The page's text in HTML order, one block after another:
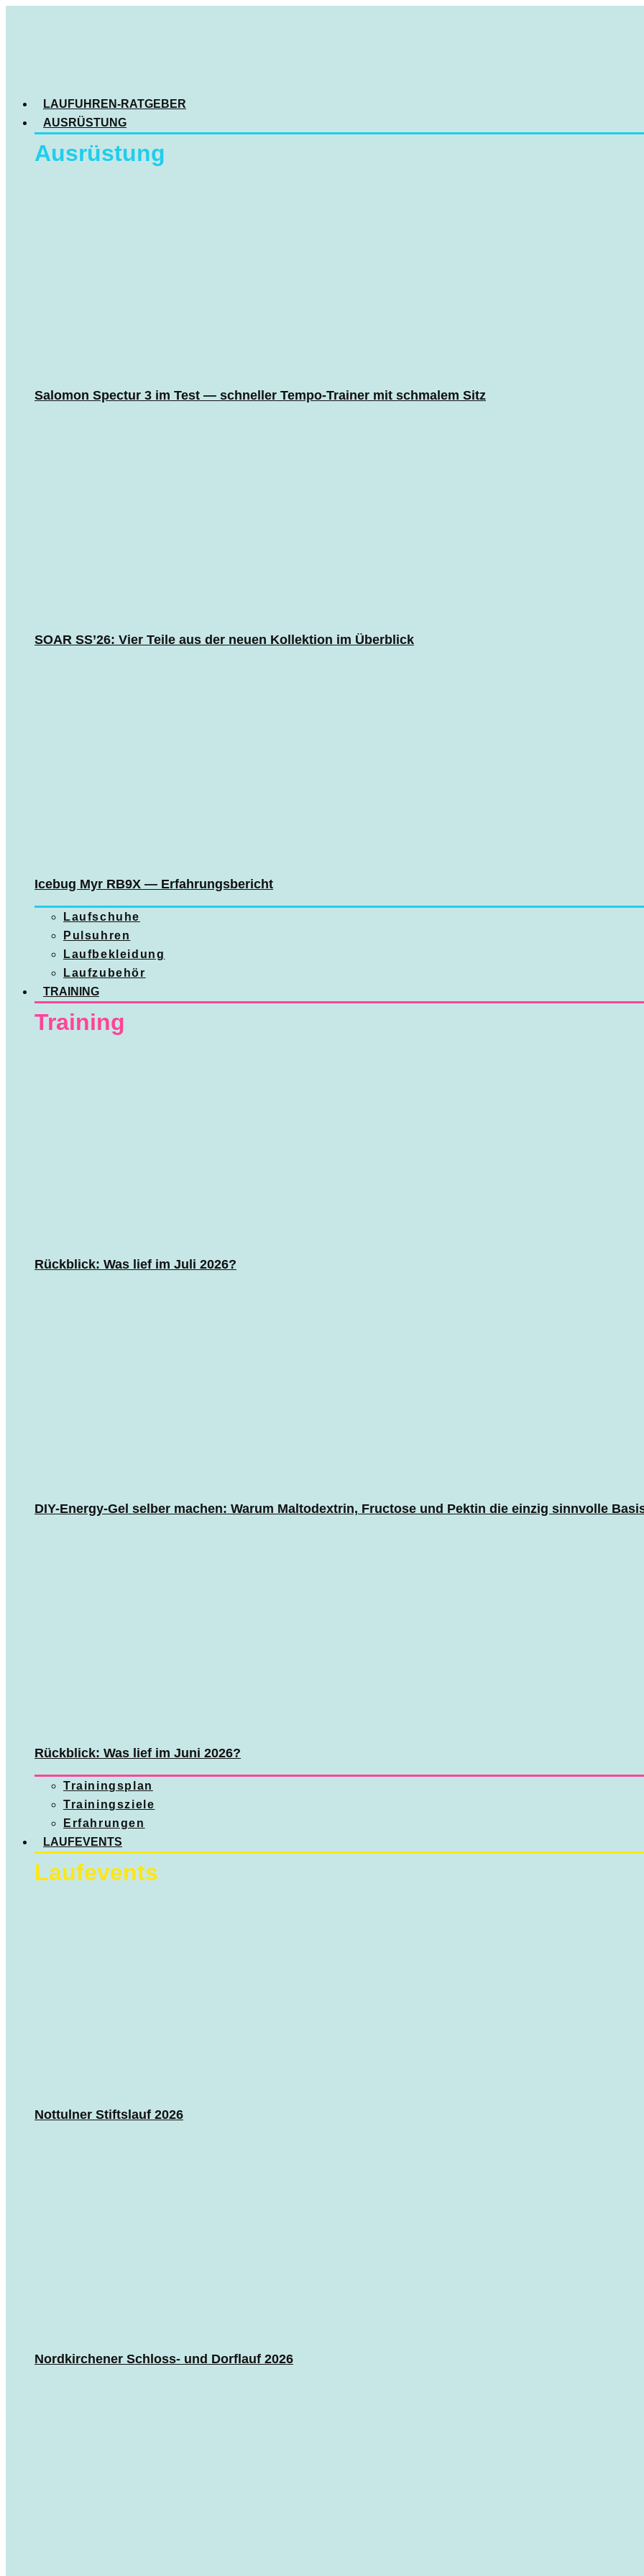
LAUFUHREN-RATGEBER
AUSRÜSTUNG
Ausrüstung
Salomon Spectur 3 im Test — schneller Tempo-Trainer mit schmalem Sitz
SOAR SS’26: Vier Teile aus der neuen Kollektion im Überblick
Icebug Myr RB9X — Erfahrungsbericht
Laufschuhe
Pulsuhren
Laufbekleidung
Laufzubehör
TRAINING
Training
Rückblick: Was lief im Juli 2026?
DIY-Energy-Gel selber machen: Warum Maltodextrin, Fructose und Pektin die einzig sinnvolle
Rückblick: Was lief im Juni 2026?
Trainingsplan
Trainingsziele
Erfahrungen
LAUFEVENTS
Laufevents
Nottulner Stiftslauf 2026
Nordkirchener Schloss- und Dorflauf 2026